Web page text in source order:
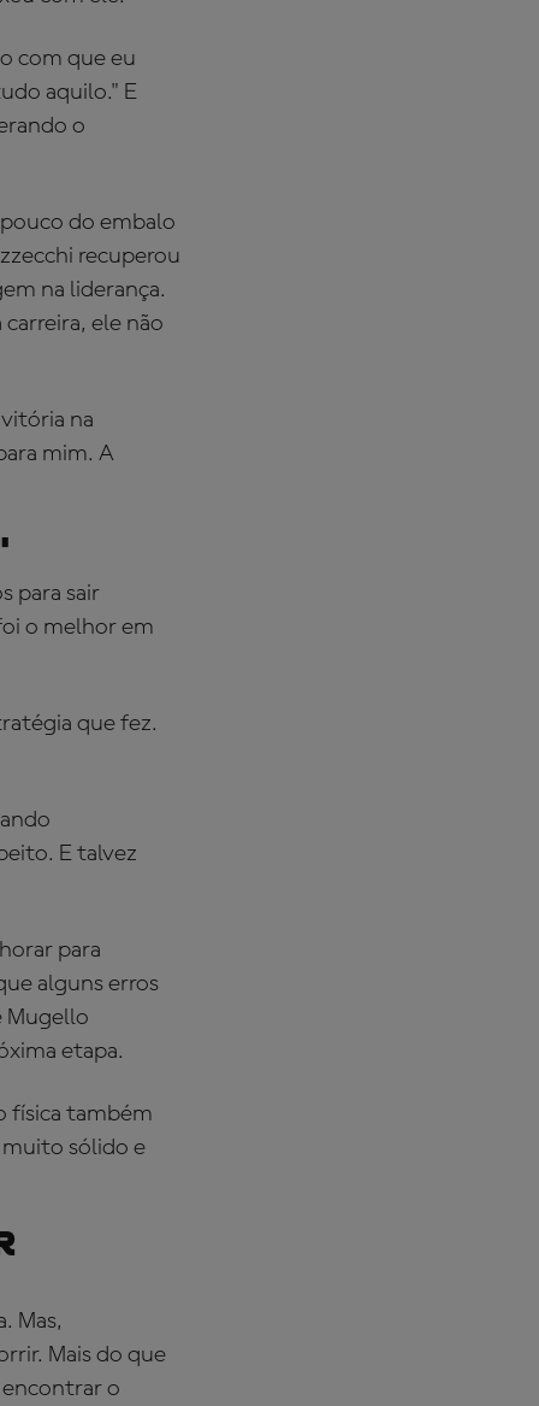
com que eu
aquilo." E
o
do embalo
recuperou
na liderança.
ele não
na
mim. A
para sair
o melhor em
que fez.
E talvez
para
alguns erros
Mugello
etapa.
física também
muito sólido e
Mas,
Mais do que
encontrar o